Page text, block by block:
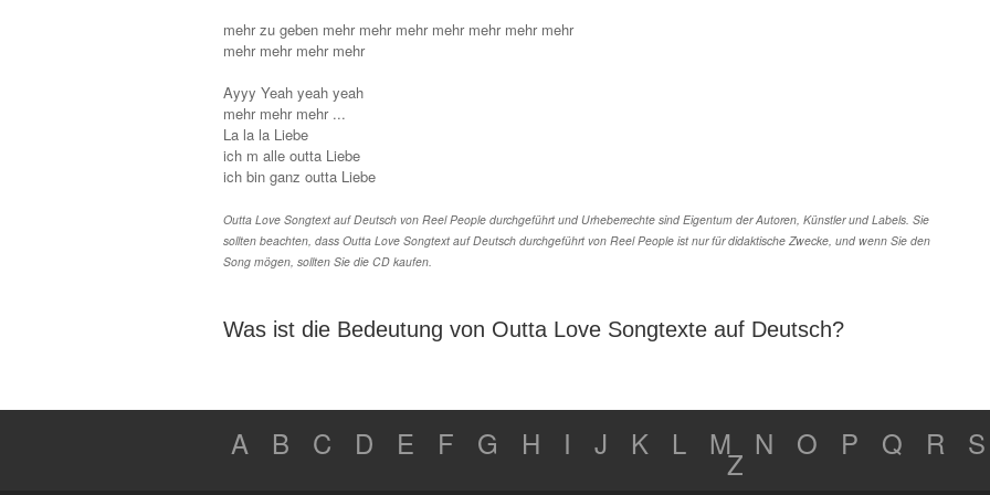
mehr zu geben mehr mehr mehr mehr mehr mehr mehr
mehr mehr mehr mehr
Ayyy Yeah yeah yeah
mehr mehr mehr ...
La la la Liebe
ich m alle outta Liebe
ich bin ganz outta Liebe
Outta Love Songtext auf Deutsch von Reel People durchgeführt und Urheberrechte sind Eigentum der Autoren, Künstler und Labels. Sie
sollten beachten, dass Outta Love Songtext auf Deutsch durchgeführt von Reel People ist nur für didaktische Zwecke, und wenn Sie den
Song mögen, sollten Sie die CD kaufen.
Was ist die Bedeutung von Outta Love Songtexte auf Deutsch?
A B C D E F G H I J K L M N O P Q R S
Z